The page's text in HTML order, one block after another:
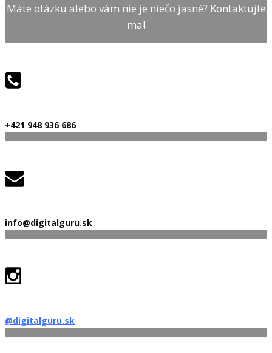
Máte otázku alebo vám nie je niečo jasné? Kontaktujte
ma!
+421 948 936 686
info@digitalguru.sk
@digitalguru.sk